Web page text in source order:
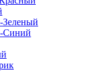
Зеленый
Синий